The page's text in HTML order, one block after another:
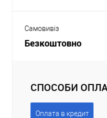
Самовивіз
Безкоштовно
СПОСОБИ
Оплата в кредит